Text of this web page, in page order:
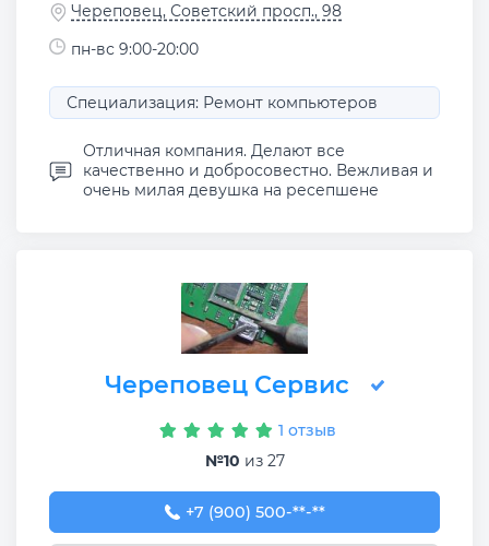
Череповец, Советский просп., 98
пн-вс 9:00-20:00
Специализация: Ремонт компьютеров
Отличная компания. Делают все
качественно и добросовестно. Вежливая и
очень милая девушка на ресепшене
Череповец Сервис
1 отзыв
№10 из 27
+7 (900) 500-29-16
+7 (900) 500-**-**